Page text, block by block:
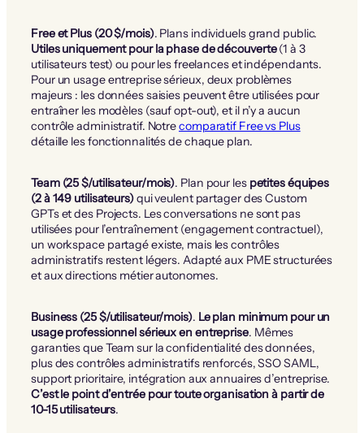
Free et Plus (20 $/mois). Plans individuels grand public.
Utiles uniquement pour la phase de découverte(1 à 3
utilisateurs test) ou pour les freelances et indépendants.
Pour un usage entreprise sérieux, deux problèmes
majeurs : les données saisies peuvent être utilisées pour
entraîner les modèles (sauf opt-out), et il n’y a aucun
contrôle administratif. Notrecomparatif Free vs Plus
détaille les fonctionnalités de chaque plan.
Team (25 $/utilisateur/mois). Plan pour les petites équipes
(2 à 149 utilisateurs)qui veulent partager des Custom
GPTs et des Projects. Les conversations ne sont pas
utilisées pour l’entraînement (engagement contractuel),
un workspace partagé existe, mais les contrôles
administratifs restent légers. Adapté aux PME structurées
et aux directions métier autonomes.
Business (25 $/utilisateur/mois). Le plan minimum pour un
usage professionnel sérieux en entreprise. Mêmes
garanties que Team sur la confidentialité des données,
plus des contrôles administratifs renforcés, SSO SAML,
support prioritaire, intégration aux annuaires d’entreprise.
C’est le point d’entrée pour toute organisation à partir de
10-15 utilisateurs.